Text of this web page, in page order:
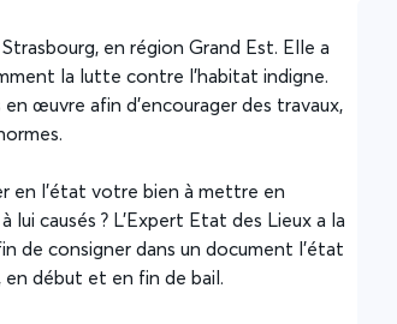
en région Grand Est. Elle a
la lutte contre l’habitat indigne.
œuvre afin d’encourager des travaux,
en l’état votre bien à mettre en
causés ? L’Expert Etat des Lieux a la
de consigner dans un document l’état
début et en fin de bail.